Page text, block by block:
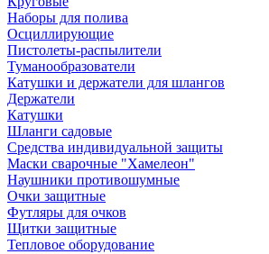
Наборы для полива
Осциллирующие
Пистолеты-распылители
Туманообразователи
Катушки и держатели для шлангов
Держатели
Катушки
Шланги садовые
Средства индивидуальной защиты
Маски сварочные "Хамелеон"
Наушники противошумные
Очки защитные
Футляры для очков
Щитки защитные
Тепловое оборудование